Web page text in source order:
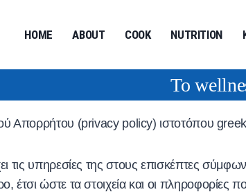
HOME ABOUT COOK NUTRITION
To
Απορρήτου (privacy policy) ιστοτόπου
τις υπηρεσίες της στους επισκέπτες
έτσι ώστε τα στοιχεία και οι πληροφορίες